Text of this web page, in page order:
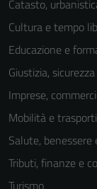
Catasto,
Cultura e tempo
Educazione e
Giustizia,
Imprese,
Mobilità e trasporti
Salute, benessere
Tributi, finanze e
Turismo